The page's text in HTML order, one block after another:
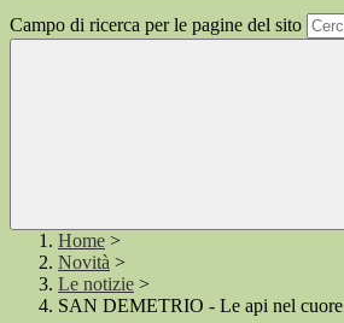
Campo di ricerca per le pagine del sito
Home >
Novità >
Le notizie >
SAN DEMETRIO - Le api nel cuore